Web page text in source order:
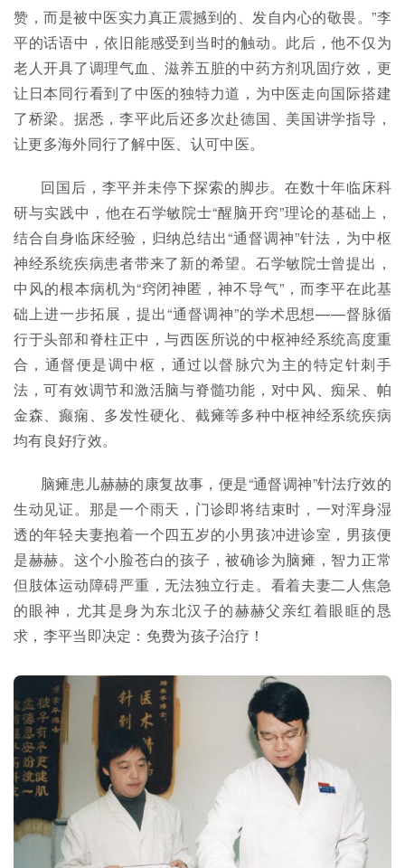
赞，而是被中医实力真正震撼到的、发自内心的敬畏。”李
平的话语中，依旧能感受到当时的触动。此后，他不仅为
老人开具了调理气血、滋养五脏的中药方剂巩固疗效，更
让日本同行看到了中医的独特力道，为中医走向国际搭建
了桥梁。据悉，李平此后还多次赴德国、美国讲学指导，
让更多海外同行了解中医、认可中医。
回国后，李平并未停下探索的脚步。在数十年临床科
研与实践中，他在石学敏院士“醒脑开窍”理论的基础上，
结合自身临床经验，归纳总结出“通督调神”针法，为中枢
神经系统疾病患者带来了新的希望。石学敏院士曾提出，
中风的根本病机为“窍闭神匿，神不导气”，而李平在此基
础上进一步拓展，提出“通督调神”的学术思想——督脉循
行于头部和脊柱正中，与西医所说的中枢神经系统高度重
合，通督便是调中枢，通过以督脉穴为主的特定针刺手
法，可有效调节和激活脑与脊髓功能，对中风、痴呆、帕
金森、癫痫、多发性硬化、截瘫等多种中枢神经系统疾病
均有良好疗效。
脑瘫患儿赫赫的康复故事，便是“通督调神”针法疗效的
生动见证。那是一个雨天，门诊即将结束时，一对浑身湿
透的年轻夫妻抱着一个四五岁的小男孩冲进诊室，男孩便
是赫赫。这个小脸苍白的孩子，被确诊为脑瘫，智力正常
但肢体运动障碍严重，无法独立行走。看着夫妻二人焦急
的眼神，尤其是身为东北汉子的赫赫父亲红着眼眶的恳
求，李平当即决定：免费为孩子治疗！